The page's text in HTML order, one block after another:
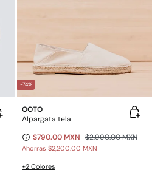
-74%
OOTO
Alpargata tela
$790.00 MXN $2,990.00 MXN
Ahorras $2,200.00 MXN
+2 Colores